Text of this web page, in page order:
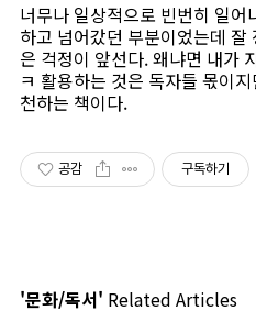
너무나 일상적으로 빈번히 일어
하고 넘어갔던 부분이었는데
은 걱정이 앞선다. 왜냐면 내가
ㅋ 활용하는 것은 독자들 몫이
천하는 책이다.
공감 구독하기
'문화/독서' Related Articles